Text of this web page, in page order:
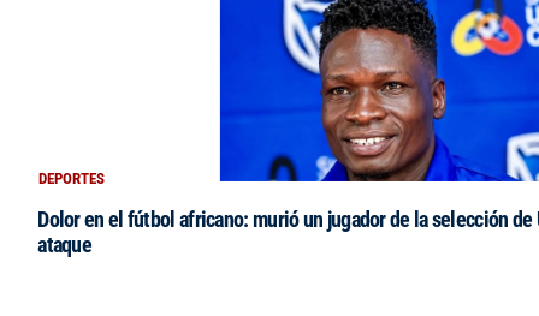
DEPORTES
Dolor en el fútbol africano: murió un jugador de la selección
ataque